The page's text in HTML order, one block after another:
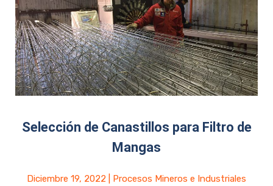
Selección de Canastillos para Filtro de
Mangas
Diciembre 19, 2022 Procesos Mineros e Industriales